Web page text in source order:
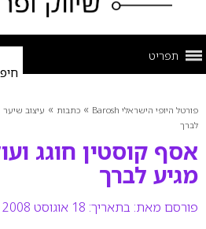
תפריט
פורטל היופי הישראלי Barosh » כתבות » עיצוב שיער
לברך
אסף קוסטין חוגג
מגיע לברך
פורסם מאת: בתאריך: 18 אוגוסט 2008